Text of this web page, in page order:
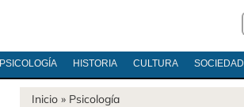
PSICOLOGÍA HISTORIA CULTURA SOCIEDAD
Inicio » Psicología